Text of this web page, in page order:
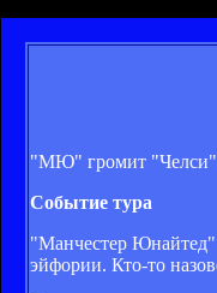
"МЮ" громит "Челси"
Событие тура
"Манчестер Юнайтед"
эйфории. Кто-то